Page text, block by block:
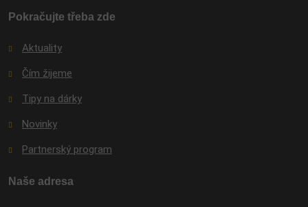
odeslat.
Pokračujte třeba zde
Aktuality
Čím žijeme
Tipy na dárky
Novinky
Partnerský program
Naše adresa